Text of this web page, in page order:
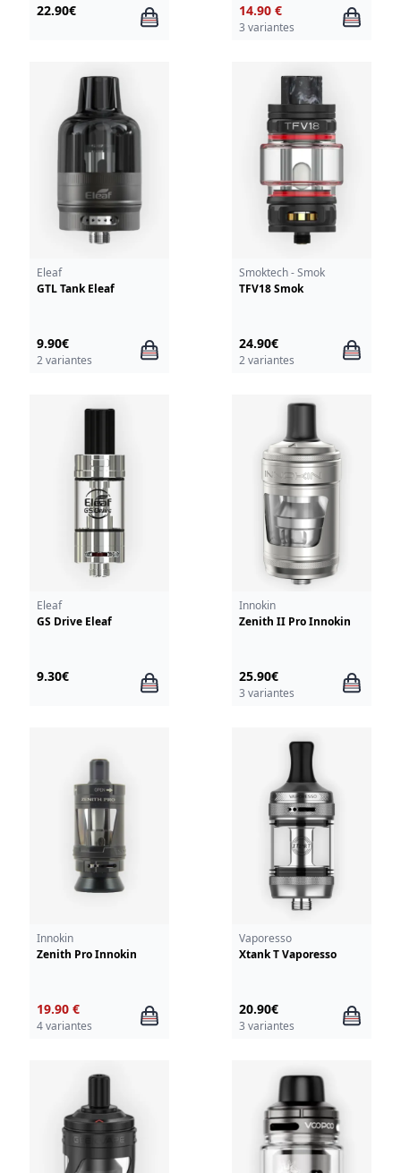
22.90€ 14.90 €
3 variantes
Eleaf
GTL Tank Eleaf
9.90€
2 variantes
Smoktech - Smok
TFV18 Smok
24.90€
2 variantes
Eleaf
GS Drive Eleaf
9.30€
Innokin
Zenith II Pro Innokin
25.90€
3 variantes
Innokin
Zenith Pro Innokin
19.90 €
4 variantes
Vaporesso
Xtank T Vaporesso
20.90€
3 variantes